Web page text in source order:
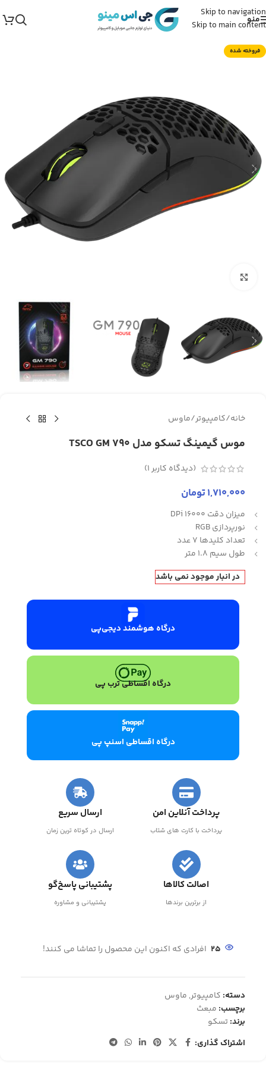
Skip to navigation
Skip to main content
منو
فروخته شده
خانه/کامپیوتر/ماوس
موس گیمینگ تسکو مدل TSCO GM 790
(دیدگاه کاربر1
)
1,710,000تومان
میزان دقت 16000 DPi
نورپردازی RGB
تعداد کلیدها 7 عدد
طول سیم 1.8 متر
در انبار موجود نمی باشد
درگاه هوشمند دیجی‌پی
درگاه اقساطی ترب پی
درگاه اقساطی اسنپ پی
پرداخت آنلاین امن
پرداخت با کارت های شتاب
ارسال سریع
ارسال در کوتاه ترین زمان
اصالت کالاها
از برترین برندها
پشتیبانی پاسخ‌گو
پشتیبانی و مشاوره
25 افرادی که اکنون این محصول را تماشا می کنند!
دسته: کامپیوتر, ماوس
برچسب: مبعث
برند:تسکو
اشتراک گذاری: